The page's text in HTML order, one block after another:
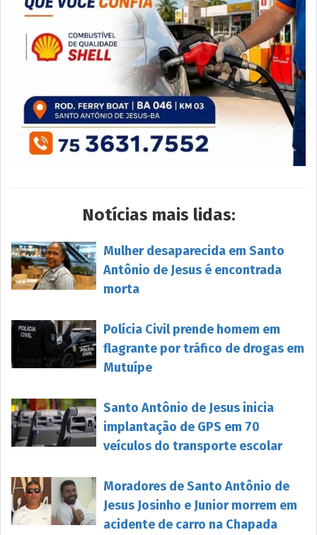
Notícias mais lidas:
Mulher desaparecida em Santo
Antônio de Jesus é encontrada
morta
Polícia Civil prende homem em
flagrante por tráfico de drogas em
Mutuípe
Santo Antônio de Jesus inicia
implantação de GPS em 70
veículos do transporte escolar
Moradores de Santo Antônio de
Jesus Josinho e Junior morrem em
acidente de carro na Chapada